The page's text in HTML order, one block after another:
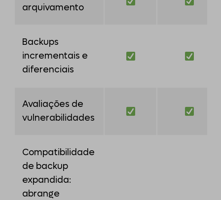
arquivamento
Backups
incrementais e
diferenciais
Avaliações de
vulnerabilidades
Compatibilidade
de backup
expandida:
abrange